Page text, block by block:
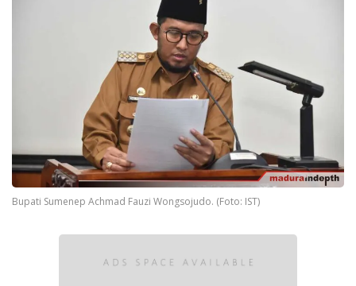
Bupati Sumenep Achmad Fauzi Wongsojudo. (Foto: IST)